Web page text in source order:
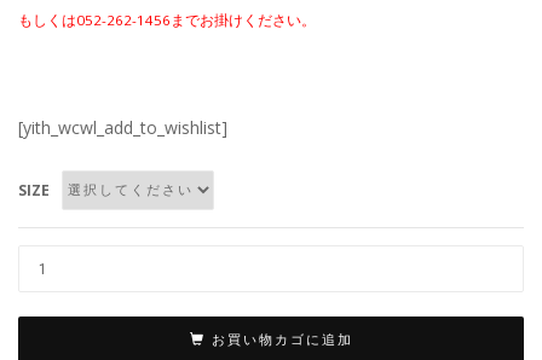
もしくは052-262-1456までお掛けください。
[yith_wcwl_add_to_wishlist]
SIZE
お買い物カゴに追加